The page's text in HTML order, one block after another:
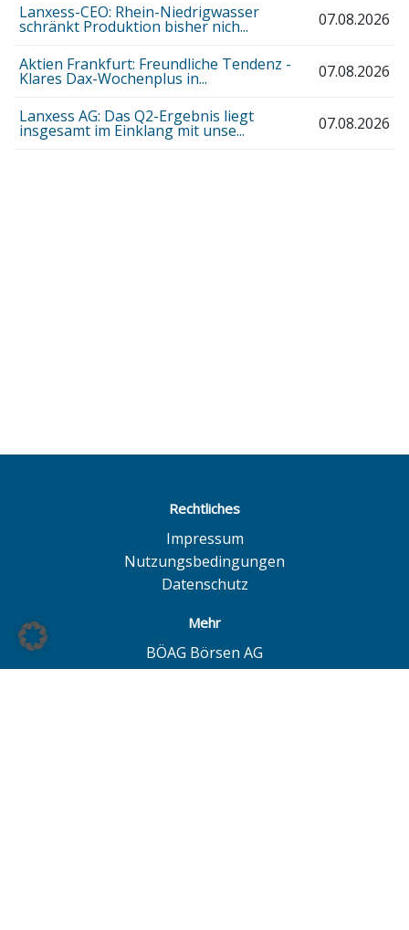
Lanxess-CEO: Rhein-Niedrigwasser
schränkt Produktion bisher nich... 07.08.2026
Aktien Frankfurt: Freundliche Tendenz -
Klares Dax-Wochenplus in... 07.08.2026
Lanxess AG: Das Q2-Ergebnis liegt
insgesamt im Einklang mit unse... 07.08.2026
Rechtliches
Impressum
Nutzungsbedingungen
Datenschutz
Mehr
BÖAG Börsen AG
Börse Hamburg